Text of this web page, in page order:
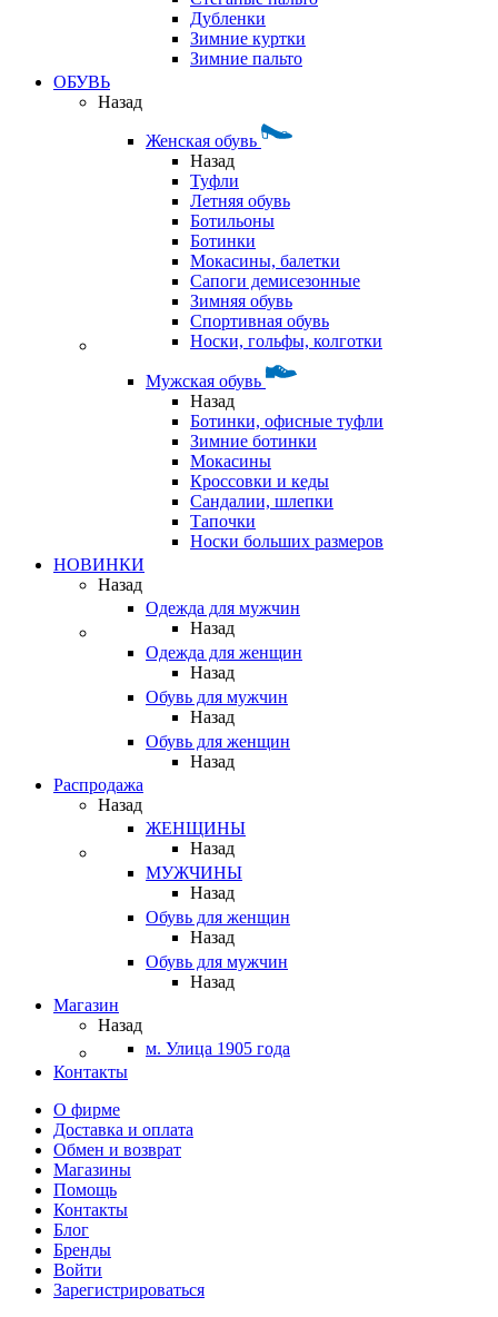
Дубленки
Зимние куртки
Зимние пальто
ОБУВЬ
Назад
Женская обувь
Назад
Туфли
Летняя обувь
Ботильоны
Ботинки
Мокасины, балетки
Сапоги демисезонные
Зимняя обувь
Спортивная обувь
Носки, гольфы, колготки
Мужская обувь
Назад
Ботинки, офисные туфли
Зимние ботинки
Мокасины
Кроссовки и кеды
Сандалии, шлепки
Тапочки
Носки больших размеров
НОВИНКИ
Назад
Одежда для мужчин
Назад
Одежда для женщин
Назад
Обувь для мужчин
Назад
Обувь для женщин
Назад
Распродажа
Назад
ЖЕНЩИНЫ
Назад
МУЖЧИНЫ
Назад
Обувь для женщин
Назад
Обувь для мужчин
Назад
Магазин
Назад
м. Улица 1905 года
Контакты
О фирме
Доставка и оплата
Обмен и возврат
Магазины
Помощь
Контакты
Блог
Бренды
Войти
Зарегистрироваться